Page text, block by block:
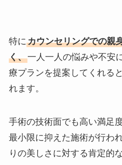
特にカウンセリングでの親
く、一人一人の悩みや不安
療プランを提案してくれる
れます。
手術の技術面でも高い満足
最小限に抑えた施術が行わ
りの美しさに対する肯定的